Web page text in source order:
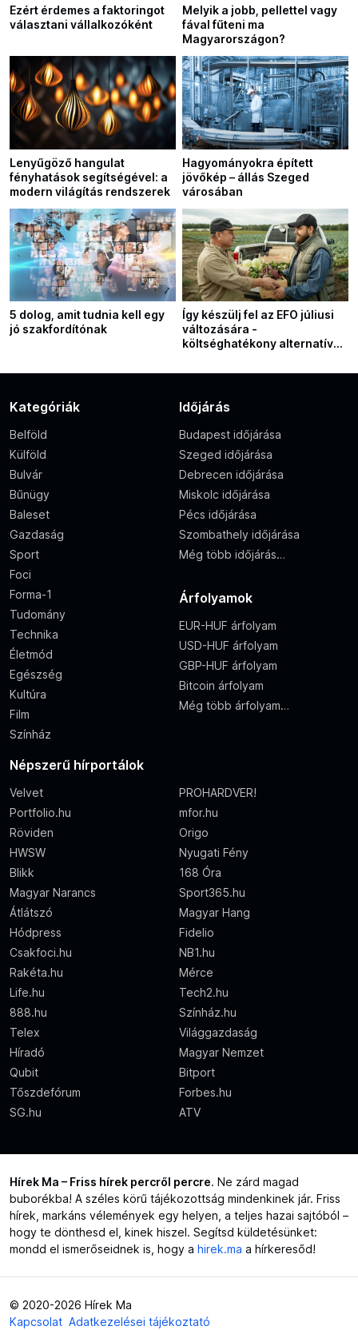
Ezért érdemes a faktoringot
választani vállalkozóként
Melyik a jobb, pellettel vagy
fával fűteni ma
Magyarországon?
Lenyűgöző hangulat
fényhatások segítségével: a
modern világítás rendszerek
Hagyományokra épített
jövőkép – állás Szeged
városában
5 dolog, amit tudnia kell egy
jó szakfordítónak
Így készülj fel az EFO júliusi
változására -
költséghatékony alternatívák
Kategóriák
Belföld
Külföld
Bulvár
Bűnügy
Baleset
Gazdaság
Sport
Foci
Forma-1
Tudomány
Technika
Életmód
Egészség
Kultúra
Film
Színház
Időjárás
Budapest időjárása
Szeged időjárása
Debrecen időjárása
Miskolc időjárása
Pécs időjárása
Szombathely időjárása
Még több időjárás…
Árfolyamok
EUR-HUF árfolyam
USD-HUF árfolyam
GBP-HUF árfolyam
Bitcoin árfolyam
Még több árfolyam…
Népszerű hírportálok
Velvet
PROHARDVER!
Portfolio.hu
mfor.hu
Röviden
Origo
HWSW
Nyugati Fény
Blikk
168 Óra
Magyar Narancs
Sport365.hu
Átlátszó
Magyar Hang
Hódpress
Fidelio
Csakfoci.hu
NB1.hu
Rakéta.hu
Mérce
Life.hu
Tech2.hu
888.hu
Színház.hu
Telex
Világgazdaság
Híradó
Magyar Nemzet
Qubit
Bitport
Tőszdefórum
Forbes.hu
SG.hu
ATV
Hírek Ma – Friss hírek percről percre. Ne zárd magad
buborékba! A széles körű tájékozottság mindenkinek jár. Friss
hírek, markáns vélemények egy helyen, a teljes hazai sajtóból –
hogy te dönthesd el, kinek hiszel. Segítsd küldetésünket:
mondd el ismerőseidnek is, hogy a hirek.ma a hírkeresőd!
© 2020-2026 Hírek Ma
Kapcsolat Adatkezelései tájékoztató